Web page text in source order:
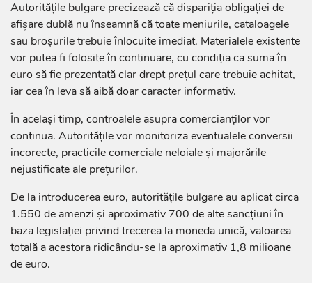
Autoritățile bulgare precizează că dispariția obligației de
afișare dublă nu înseamnă că toate meniurile, cataloagele
sau broșurile trebuie înlocuite imediat. Materialele existente
vor putea fi folosite în continuare, cu condiția ca suma în
euro să fie prezentată clar drept prețul care trebuie achitat,
iar cea în leva să aibă doar caracter informativ.
În același timp, controalele asupra comercianților vor
continua. Autoritățile vor monitoriza eventualele conversii
incorecte, practicile comerciale neloiale și majorările
nejustificate ale prețurilor.
De la introducerea euro, autoritățile bulgare au aplicat circa
1.550 de amenzi și aproximativ 700 de alte sancțiuni în
baza legislației privind trecerea la moneda unică, valoarea
totală a acestora ridicându-se la aproximativ 1,8 milioane
de euro.